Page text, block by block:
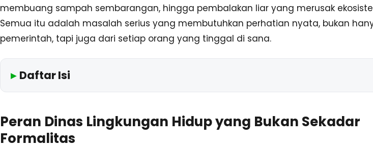
membuang sampah sembarangan, hingga pembalakan liar yang merusak
Semua itu adalah masalah serius yang membutuhkan perhatian nyata, bukan
pemerintah, tapi juga dari setiap orang yang tinggal di sana.
Daftar Isi
Peran Dinas Lingkungan Hidup yang Bukan Sekadar
Formalitas